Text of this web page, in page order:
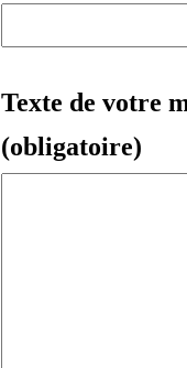
Texte de votre
(obligatoire)